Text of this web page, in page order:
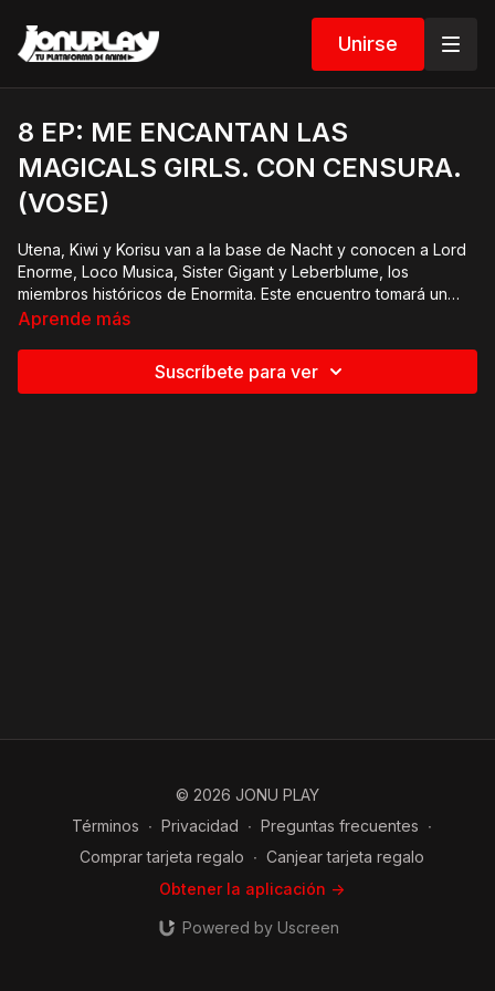
Unirse
8 EP: ME ENCANTAN LAS
MAGICALS GIRLS. CON CENSURA.
(VOSE)
Utena, Kiwi y Korisu van a la base de Nacht y conocen a Lord
Enorme, Loco Musica, Sister Gigant y Leberblume, los
miembros históricos de Enormita. Este encuentro tomará un
giro inesperado...
Aprende más
Suscríbete para ver
© 2026 JONU PLAY
Términos ∙ Privacidad ∙ Preguntas frecuentes ∙
Comprar tarjeta regalo ∙ Canjear tarjeta regalo
Obtener la aplicación ->
Powered by Uscreen